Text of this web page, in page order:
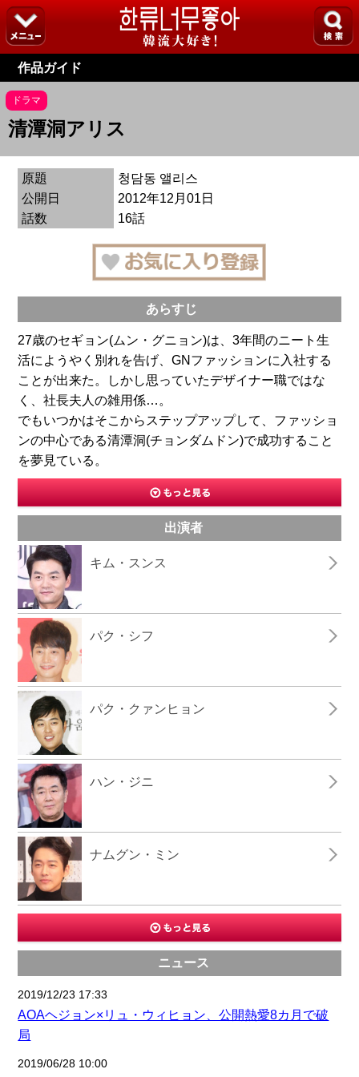
作品ガイド
ドラマ
清潭洞アリス
原題
청담동 앨리스
公開日
2012年12月01日
話数
16話
あらすじ
27歳のセギョン(ムン・グニョン)は、3年間のニート生
活にようやく別れを告げ、GNファッションに入社する
ことが出来た。しかし思っていたデザイナー職ではな
く、社長夫人の雑用係…。
でもいつかはそこからステップアップして、ファッショ
ンの中心である清潭洞(チョンダムドン)で成功すること
を夢見ている。
出演者
キム・スンス
パク・シフ
パク・クァンヒョン
ハン・ジニ
ナムグン・ミン
ニュース
2019/12/23 17:33
AOAヘジョン×リュ・ウィヒョン、公開熱愛8カ月で破
局
2019/06/28 10:00